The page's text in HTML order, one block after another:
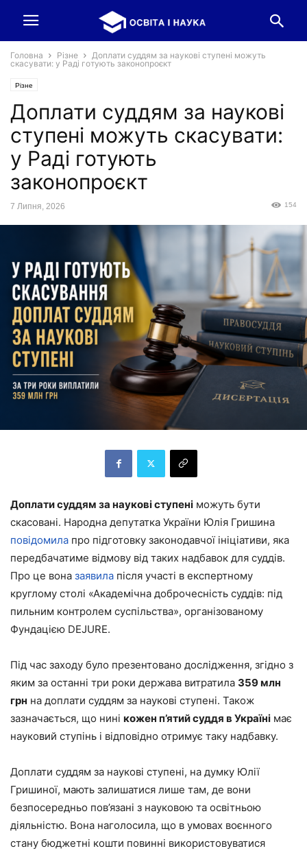
Головна Різне
Доплати суддям за наукові ступені можуть
скасувати: у Раді готують законопроєкт
Різне
Доплати суддям за наукові
ступені можуть скасувати:
у Раді готують
законопроєкт
7 Липня, 2026 154
Доплати суддям за наукові ступені можуть бути
скасовані. Народна депутатка України Юлія Гришина
повідомила про підготовку законодавчої ініціативи, яка
передбачатиме відмову від таких надбавок для суддів.
Про це вона заявила після участі в експертному
круглому столі «Академічна доброчесність суддів: під
пильним контролем суспільства», організованому
Фундацією DEJURE.
Під час заходу було презентовано дослідження, згідно з
яким за останні три роки держава витратила 359 млн
грн на доплати суддям за наукові ступені. Також
зазначається, що нині кожен п’ятий суддя в Україні має
науковий ступінь і відповідно отримує таку надбавку.
Доплати суддям за наукові ступені, на думку Юлії
Гришиної, мають залишатися лише там, де вони
безпосередньо пов’язані з науковою та освітньою
діяльністю. Вона наголосила, що в умовах воєнного
стану бюджетні кошти повинні використовуватися